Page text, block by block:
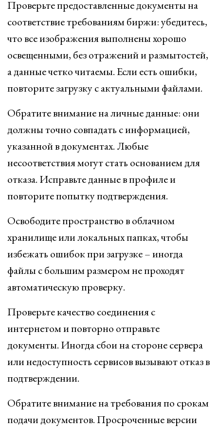
Проверьте предоставленные документы на
соответствие требованиям биржи: убедитесь,
что все изображения выполнены хорошо
освещенными, без отражений и размытостей,
а данные четко читаемы. Если есть ошибки,
повторите загрузку с актуальными файлами.
Обратите внимание на личные данные: они
должны точно совпадать с информацией,
указанной в документах. Любые
несоответствия могут стать основанием для
отказа. Исправьте данные в профиле и
повторите попытку подтверждения.
Освободите пространство в облачном
хранилище или локальных папках, чтобы
избежать ошибок при загрузке – иногда
файлы с большим размером не проходят
автоматическую проверку.
Проверьте качество соединения с
интернетом и повторно отправьте
документы. Иногда сбои на стороне сервера
или недоступность сервисов вызывают отказ в
подтверждении.
Обратите внимание на требования по срокам
подачи документов. Просроченные версии